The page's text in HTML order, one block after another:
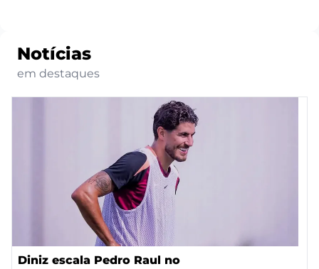
Notícias
em destaques
Diniz escala Pedro Raul no